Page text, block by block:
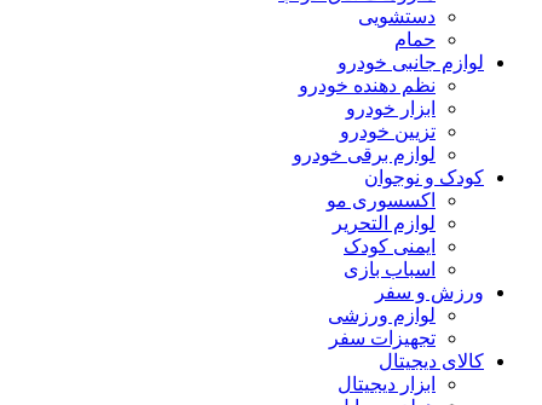
دستشویی
حمام
لوازم جانبی خودرو
نظم دهنده خودرو
ابزار خودرو
تزیین خودرو
لوازم برقی خودرو
کودک و نوجوان
اکسسوری مو
لوازم التحریر
ایمنی کودک
اسباب بازی
ورزش و سفر
لوازم ورزشی
تجهیزات سفر
کالای دیجیتال
ابزار دیجیتال